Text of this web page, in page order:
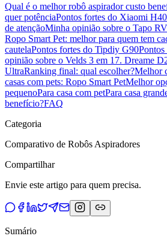
Qual é o melhor robô aspirador custo
quer potênciaPontos fortes do Xiaomi H40
de atençãoMinha opinião sobre o Tapo
Ropo Smart Pet: melhor para quem tem
cautelaPontos fortes do Tipdiy G90Pontos
opinião sobre o Velds 3 em 1 7. Dreame
UltraRanking final: qual escolher?Melhor
casas com pets: Ropo Smart PetMelhor
pequenoPara casa com petPara casa
benefício?FAQ
Categoria
Comparativo de Robôs Aspiradores
Compartilhar
Envie este artigo para quem precisa.
Sumário